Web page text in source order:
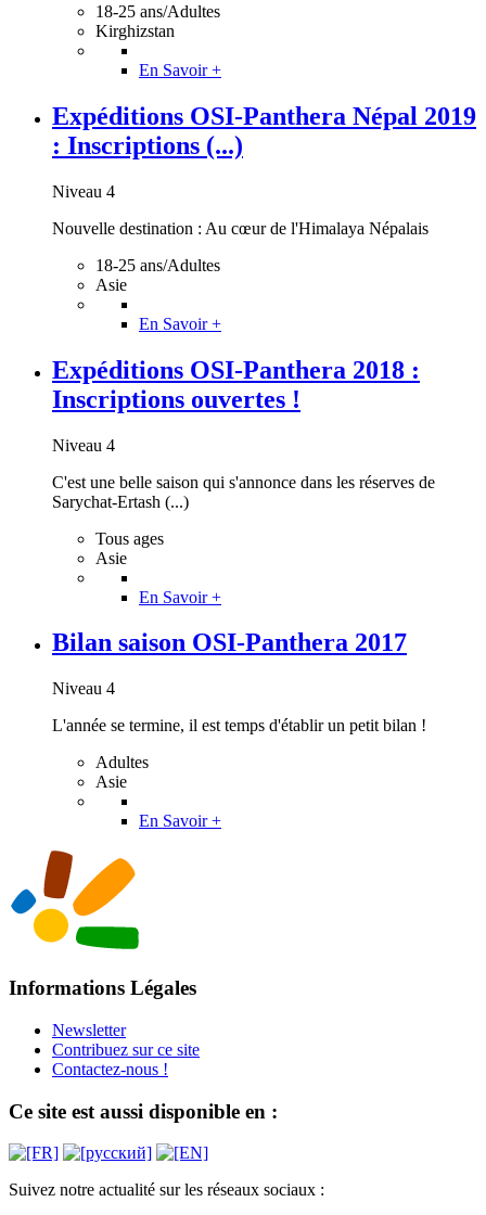
18-25 ans/Adultes
Kirghizstan
En Savoir +
Expéditions OSI-Panthera Népal 2019
: Inscriptions (...)
Niveau 4
Nouvelle destination : Au cœur de l'Himalaya Népalais
18-25 ans/Adultes
Asie
En Savoir +
Expéditions OSI-Panthera 2018 :
Inscriptions ouvertes !
Niveau 4
C'est une belle saison qui s'annonce dans les réserves de
Sarychat-Ertash (...)
Tous ages
Asie
En Savoir +
Bilan saison OSI-Panthera 2017
Niveau 4
L'année se termine, il est temps d'établir un petit bilan !
Adultes
Asie
En Savoir +
Informations Légales
Newsletter
Contribuez sur ce site
Contactez-nous !
Ce site est aussi disponible en :
Suivez notre actualité sur les réseaux sociaux :